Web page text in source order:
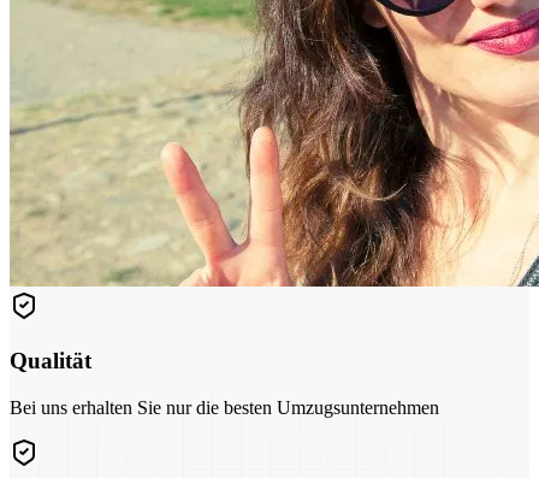
Qualität
Bei uns erhalten Sie nur die besten Umzugsunternehmen